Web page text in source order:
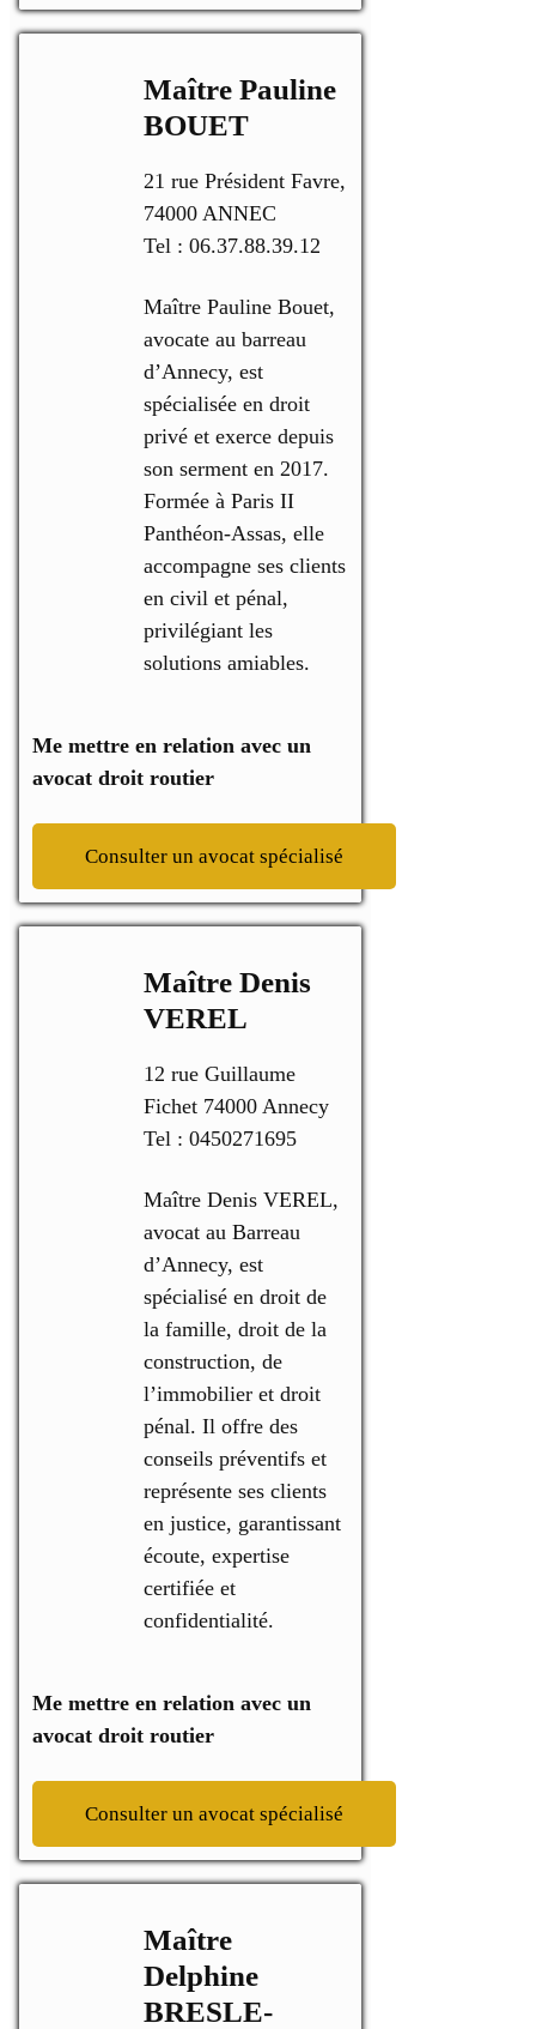
Maître Pauline
BOUET
21 rue Président Favre,
74000 ANNEC
Tel : 06.37.88.39.12
Maître Pauline Bouet,
avocate au barreau
d’Annecy, est
spécialisée en droit
privé et exerce depuis
son serment en 2017.
Formée à Paris II
Panthéon-Assas, elle
accompagne ses clients
en civil et pénal,
privilégiant les
solutions amiables.
Me mettre en relation avec un
avocat droit routier
Consulter un avocat spécialisé
Maître Denis
VEREL
12 rue Guillaume
Fichet 74000 Annecy
Tel : 0450271695
Maître Denis VEREL,
avocat au Barreau
d’Annecy, est
spécialisé en droit de
la famille, droit de la
construction, de
l’immobilier et droit
pénal. Il offre des
conseils préventifs et
représente ses clients
en justice, garantissant
écoute, expertise
certifiée et
confidentialité.
Me mettre en relation avec un
avocat droit routier
Consulter un avocat spécialisé
Maître
Delphine
BRESLE-